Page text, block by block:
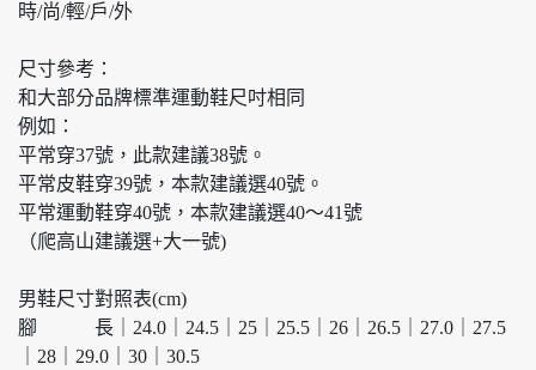
時/尚/輕/戶/外
尺寸參考：
和大部分品牌標準運動鞋尺吋相同
例如：
平常穿37號，此款建議38號。
平常皮鞋穿39號，本款建議選40號。
平常運動鞋穿40號，本款建議選40～41號
（爬高山建議選+大一號)
男鞋尺寸對照表(cm)
腳 長｜24.0｜24.5｜25｜25.5｜26｜26.5｜27.0｜27.5
｜28｜29.0｜30｜30.5